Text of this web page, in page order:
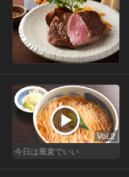
Vol.2
今日は蕎麦でいい